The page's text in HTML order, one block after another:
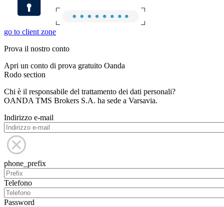
go to client zone
Prova il nostro conto
Apri un conto di prova gratuito Oanda
Rodo section
Chi è il responsabile del trattamento dei dati personali?
OANDA TMS Brokers S.A. ha sede a Varsavia.
Indirizzo e-mail
phone_prefix
Telefono
Password